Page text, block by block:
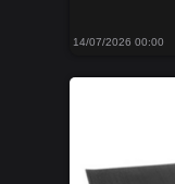
14/07/2026 00:00